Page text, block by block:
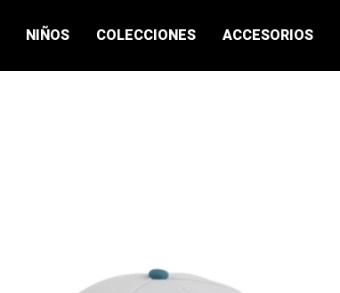
NIÑOS COLECCIONES ACCESORIOS